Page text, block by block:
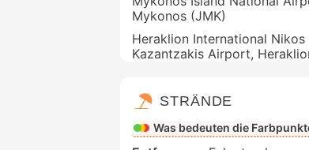
Mykonos (JMK)
Heraklion International Nikos
Kazantzakis Airport,
STRÄNDE
Was bedeuten die